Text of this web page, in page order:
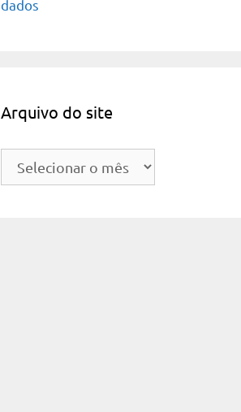
dados
Arquivo do site
Arquivo